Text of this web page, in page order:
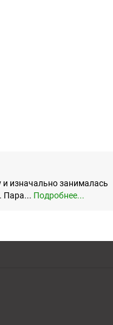
изначально занималась
Пара... Подробнее...